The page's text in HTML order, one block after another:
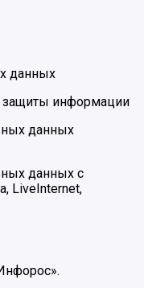
данных
защиты информации
данных
данных с
LiveInternet,